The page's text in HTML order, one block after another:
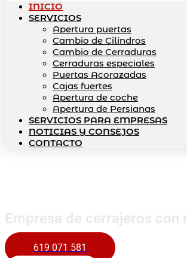
INICIO
SERVICIOS
Apertura puertas
Cambio de Cilindros
Cambio de Cerraduras
Cerraduras especiales
Puertas Acorazadas
Cajas fuertes
Apertura de coche
Apertura de Persianas
SERVICIOS PARA EMPRESAS
NOTICIAS Y CONSEJOS
CONTACTO
619 071 581